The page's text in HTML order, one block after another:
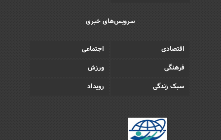
سرویس‌های خبری
اقتصادی
اجتماعی
فرهنگی
ورزش
سبک زندگی
رویداد